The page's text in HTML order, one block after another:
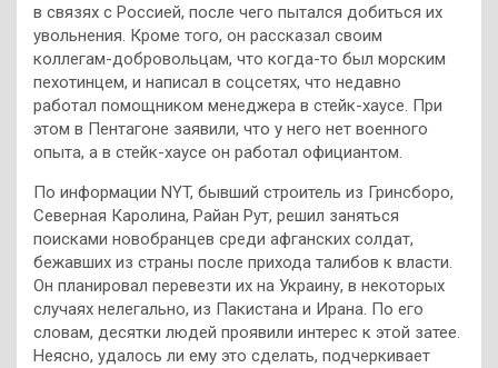
в связях с Россией, после чего пытался добиться их
увольнения. Кроме того, он рассказал своим
коллегам-добровольцам, что когда-то был морским
пехотинцем, и написал в соцсетях, что недавно
работал помощником менеджера в стейк-хаусе. При
этом в Пентагоне заявили, что у него нет военного
опыта, а в стейк-хаусе он работал официантом.
По информации NYT, бывший строитель из Гринсборо,
Северная Каролина, Райан Рут, решил заняться
поисками новобранцев среди афганских солдат,
бежавших из страны после прихода талибов к власти.
Он планировал перевезти их на Украину, в некоторых
случаях нелегально, из Пакистана и Ирана. По его
словам, десятки людей проявили интерес к этой затее.
Неясно, удалось ли ему это сделать, подчеркивает